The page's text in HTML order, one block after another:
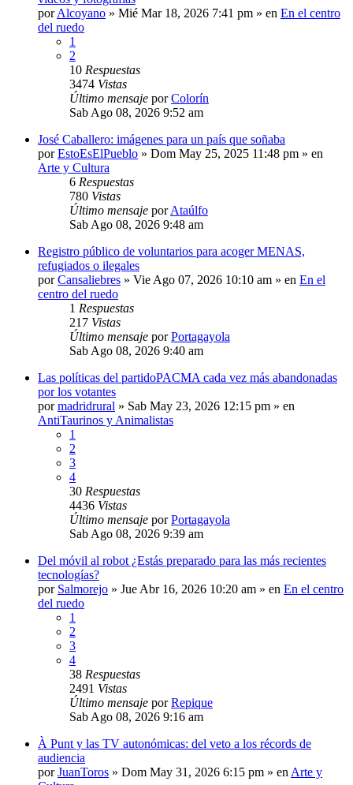
porAlcoyano » Mié Mar 18, 2026 7:41 pm » en En el centro
del ruedo
1
2
10 Respuestas
3474 Vistas
Último mensaje porColorín
Sab Ago 08, 2026 9:52 am
José Caballero: imágenes para un país que soñaba
porEstoEsElPueblo » Dom May 25, 2025 11:48 pm » en
Arte y Cultura
6 Respuestas
780 Vistas
Último mensaje porAtaúlfo
Sab Ago 08, 2026 9:48 am
Registro público de voluntarios para acoger MENAS,
refugiados o ilegales
porCansaliebres » Vie Ago 07, 2026 10:10 am » en En el
centro del ruedo
1 Respuestas
217 Vistas
Último mensaje porPortagayola
Sab Ago 08, 2026 9:40 am
Las políticas del partidoPACMA cada vez más abandonadas
por los votantes
pormadridrural » Sab May 23, 2026 12:15 pm » en
AntiTaurinos y Animalistas
1
2
3
4
30 Respuestas
4436 Vistas
Último mensaje porPortagayola
Sab Ago 08, 2026 9:39 am
Del móvil al robot ¿Estás preparado para las más recientes
tecnologías?
por Salmorejo » Jue Abr 16, 2026 10:20 am » en En el centro
del ruedo
1
2
3
4
38 Respuestas
2491 Vistas
Último mensaje porRepique
Sab Ago 08, 2026 9:16 am
À Punt y las TV autonómicas: del veto a los récords de
audiencia
porJuanToros » Dom May 31, 2026 6:15 pm » enArte y